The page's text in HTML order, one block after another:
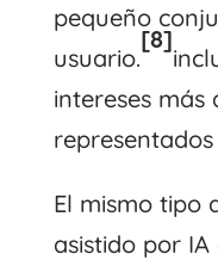
pequeño
usuario.
[8]
intereses más
El mismo tipo
asistido por